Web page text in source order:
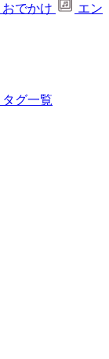
おでかけ
エン
タグ一覧